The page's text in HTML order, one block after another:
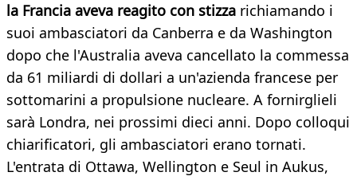
la Francia aveva reagito con stizza richiamando i
suoi ambasciatori da Canberra e da Washington
dopo che l'Australia aveva cancellato la commessa
da 61 miliardi di dollari a un'azienda francese per
sottomarini a propulsione nucleare. A fornirglieli
sarà Londra, nei prossimi dieci anni. Dopo colloqui
chiarificatori, gli ambasciatori erano tornati.
L'entrata di Ottawa, Wellington e Seul in Aukus,